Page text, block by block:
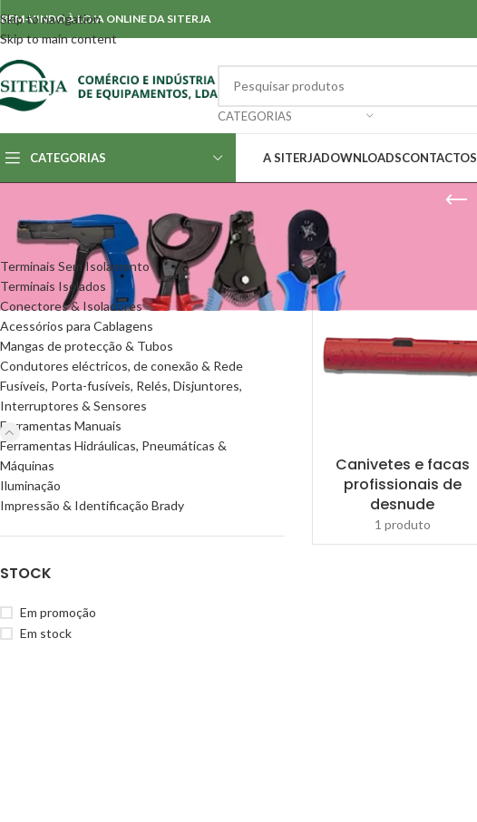
Skip to navigation
Skip to main content
BEM-VINDO À LOJA ONLINE DA SITERJA
CATEGORIAS
CATEGORIAS A SITERJADOWNLOADSCONTACTOS
CATEGORIAS
Terminais Sem Isolamento
Terminais Isolados
Conectores & Isoladores
Acessórios para Cablagens
Mangas de protecção & Tubos
Condutores eléctricos, de conexão & Rede
Fusíveis, Porta-fusíveis, Relés, Disjuntores,
Interruptores & Sensores
Ferramentas Manuais
Ferramentas Hidráulicas, Pneumáticas &
Máquinas
Iluminação
Impressão & Identificação Brady
STOCK
Em promoção
Em stock
Início
Canivetes e facas
profissionais de
desnude
1 produto